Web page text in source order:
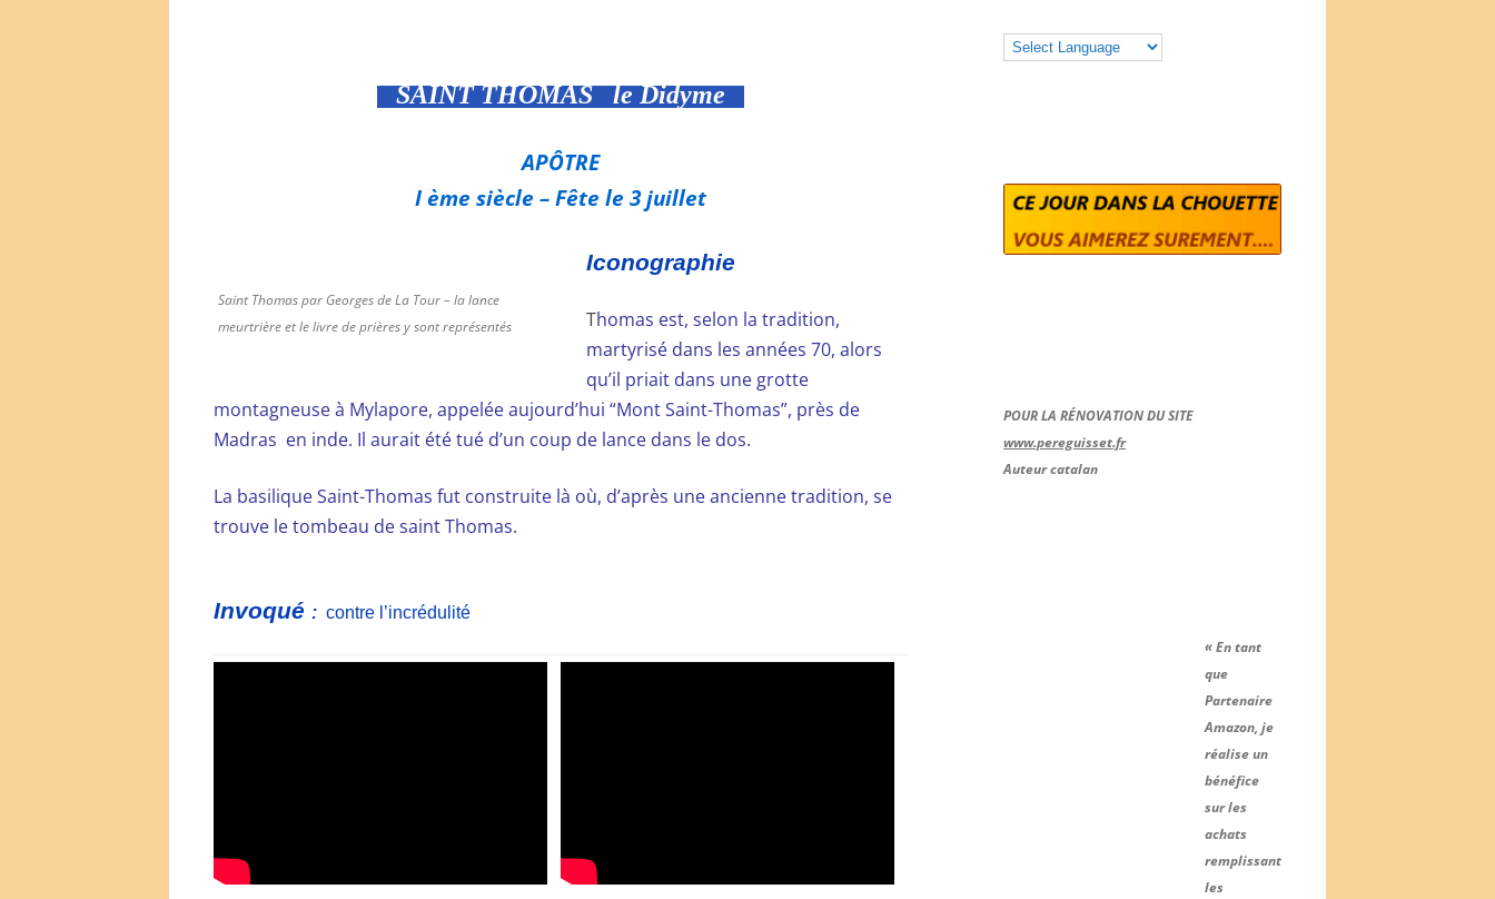
SAINT THOMAS le Didyme
APÔTRE
I ème siècle – Fête le 3 juillet
Saint Thomas par Georges de La Tour – la lance
meurtrière et le livre de prières y sont représentés
Iconographie
Thomas est, selon la tradition,
martyrisé dans les années 70, alors
qu’il priait dans une grotte
montagneuse à Mylapore, appelée aujourd’hui “Mont Saint-Thomas”, près de
Madras en inde. Il aurait été tué d’un coup de lance dans le dos.
La basilique Saint-Thomas fut construite là où, d’après une ancienne tradition, se
trouve le tombeau de saint Thomas.
Invoqué : contre l’incrédulité
POUR LA RÉNOVATION DU SITE
www.pereguisset.fr
Auteur catalan
« En tant
que
Partenaire
Amazon, je
réalise un
bénéfice
sur les
achats
remplissant
les